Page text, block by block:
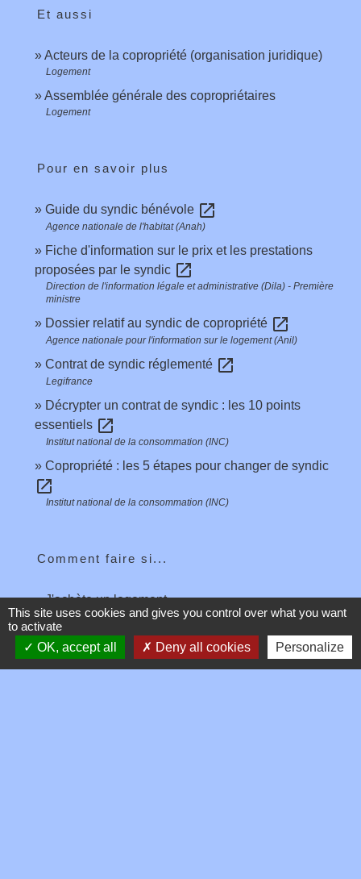
Et aussi
Acteurs de la copropriété (organisation juridique)
Logement
Assemblée générale des copropriétaires
Logement
Pour en savoir plus
Guide du syndic bénévole open_in_new
Agence nationale de l'habitat (Anah)
Fiche d'information sur le prix et les prestations
proposées par le syndic open_in_new
Direction de l'information légale et administrative (Dila) - Première
ministre
Dossier relatif au syndic de copropriété open_in_new
Agence nationale pour l'information sur le logement (Anil)
Contrat de syndic réglementé open_in_new
Legifrance
Décrypter un contrat de syndic : les 10 points
essentiels open_in_new
Institut national de la consommation (INC)
Copropriété : les 5 étapes pour changer de syndic
open_in_new
Institut national de la consommation (INC)
Comment faire si...
J'achète un logement
Signaler une erreur sur cette page
This site uses cookies and gives you control over what you want
to activate
OK, accept all
Deny all cookies Personalize